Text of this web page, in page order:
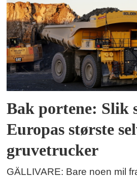
Bak portene: Slik
Europas største
gruvetrucker
GÄLLIVARE: Bare noen mil